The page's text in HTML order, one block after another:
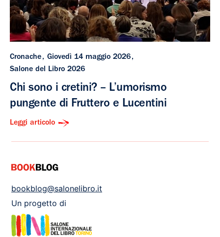
Cronache
Giovedì 14 maggio 2026
Salone del Libro 2026
Chi sono i cretini? – L’umorismo
pungente di Fruttero e Lucentini
Leggi articolo
bookblog@salonelibro.it
Un progetto di